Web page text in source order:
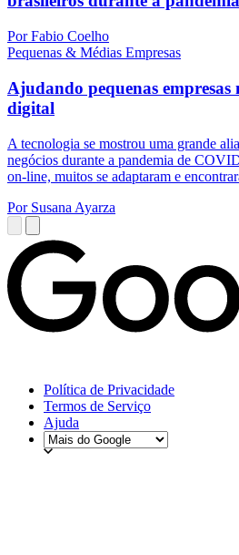
Por Fabio Coelho
Pequenas & Médias Empresas
Ajudando pequenas
digital
A tecnologia se mostrou uma grande
negócios durante a pandemia de
on-line, muitos se adaptaram e
Por Susana Ayarza
Política de Privacidade
Termos de Serviço
Ajuda